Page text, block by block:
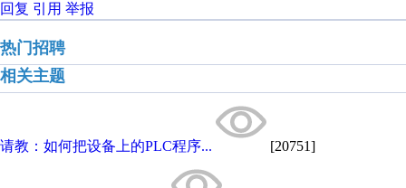
回复 引用 举报
热门招聘
相关主题
请教：如何把设备上的PLC程序... [20751]